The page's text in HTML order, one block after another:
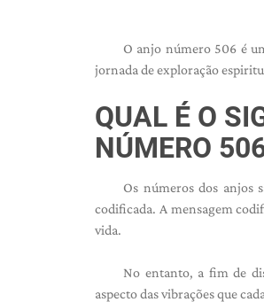
O anjo número 506 é
jornada de exploração
QUAL É O
NÚMERO
Os números dos anjos
codificada. A mensagem
vida.
No entanto, a fim de
aspecto das vibrações que